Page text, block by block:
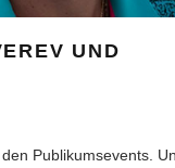
UND
Publikumsevents.